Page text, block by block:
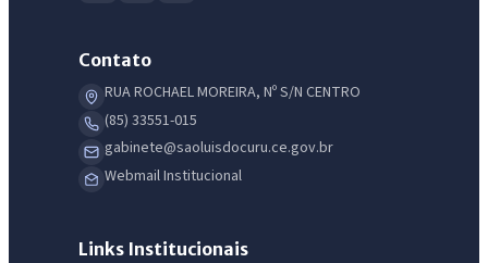
Contato
RUA ROCHAEL MOREIRA, Nº S/N CENTRO
(85) 33551-015
gabinete@saoluisdocuru.ce.gov.br
Webmail Institucional
Links Institucionais